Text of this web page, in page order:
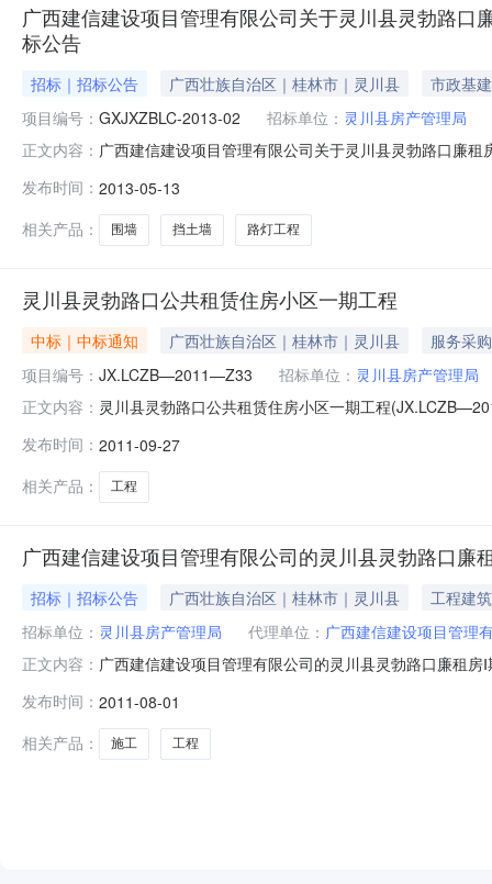
广西建信建设项目管理有限公司关于灵川县灵勃路
标公告
招标｜招标公告 广西壮族自治区｜桂林市｜灵川县
市政基建
项目编号： GXJXZBLC-2013-02 招标单位： 灵川县房产管理局
正文内容： 广西建信建设项目管理有限公司关于灵川县灵勃路口廉
（2012）15号文批准建设，项目业主为灵川县房产管理
号：GXJXZB
发布时间： 2013-05-13
相关产品：
围墙 挡土墙 路灯工程
灵川县灵勃路口公共租赁住房小区一期工程
中标｜中标通知 广西壮族自治区｜桂林市｜灵川县
服务采购
项目编号： JX.LCZB—2011—Z33 招标单位： 灵川县房产管理局
正文内容： 灵川县灵勃路口公共租赁住房小区一期工程
共租赁住房小区一期工程建设单位：灵川县房产管理局
发布时间： 2011-09-27
相关产品：
工程
广西建信建设项目管理有限公司的灵川县灵勃路口廉
招标｜招标公告 广西壮族自治区｜桂林市｜灵川县
工程建筑
招标单位： 灵川县房产管理局 代理单位： 广西建信建设项目管理
正文内容： 广西建信建设项目管理有限公司的灵川县灵勃路口廉租
川县灵勃路口。2.2施工招标范围：设计图纸范围内的所
米。2.6投资
发布时间： 2011-08-01
相关产品：
施工 工程